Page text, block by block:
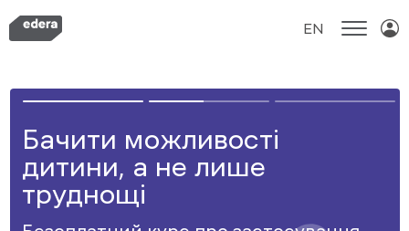
to
content
EN
Бачити можливості
дитини, а не лише
труднощі